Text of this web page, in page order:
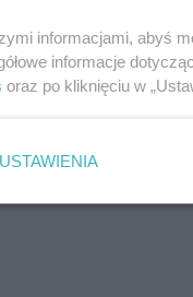
okresu
dla roślin.
keramzytem i
lustra
informacjami, abyś
informacje
oraz po kliknięciu w
USTAWIENIA